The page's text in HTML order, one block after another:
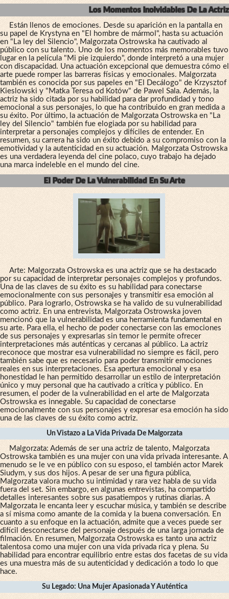
Los Momentos Inolvidables De La Actriz
Están llenos de emociones. Desde su aparición en la pantalla en
su papel de Krystyna en "El hombre de mármol", hasta su actuación
en "La ley del Silencio", Malgorzata Ostrowska ha cautivado al
público con su talento. Uno de los momentos más memorables tuvo
lugar en la película "Mi pie izquierdo", donde interpretó a una mujer
con discapacidad. Una actuación excepcional que demuestra cómo el
arte puede romper las barreras físicas y emocionales. Malgorzata
también es conocida por sus papeles en "El Decálogo" de Krzysztof
Kieslowski y "Matka Teresa od Kotów" de Pawel Sala. Además, la
actriz ha sido citada por su habilidad para dar profundidad y tono
emocional a sus personajes, lo que ha contribuido en gran medida a
su éxito. Por último, la actuación de Malgorzata Ostrowska en "La
ley del Silencio" también fue elogiada por su habilidad para
interpretar a personajes complejos y difíciles de entender. En
resumen, su carrera ha sido un éxito debido a su compromiso con la
emotividad y la autenticidad en su actuación. Malgorzata Ostrowska
es una verdadera leyenda del cine polaco, cuyo trabajo ha dejado
una marca indeleble en el mundo del cine.
El Poder De La Vulnerabilidad En Su Arte
Arte: Malgorzata Ostrowska es una actriz que se ha destacado
por su capacidad de interpretar personajes complejos y profundos.
Una de las claves de su éxito es su habilidad para conectarse
emocionalmente con sus personajes y transmitir esa emoción al
público. Para lograrlo, Ostrowska se ha valido de su vulnerabilidad
como actriz. En una entrevista, Malgorzata Ostrowska joven
mencionó que la vulnerabilidad es una herramienta fundamental en
su arte. Para ella, el hecho de poder conectarse con las emociones
de sus personajes y expresarlas sin temor le permite ofrecer
interpretaciones más auténticas y cercanas al público. La actriz
reconoce que mostrar esa vulnerabilidad no siempre es fácil, pero
también sabe que es necesario para poder transmitir emociones
reales en sus interpretaciones. Esa apertura emocional y esa
honestidad le han permitido desarrollar un estilo de interpretación
único y muy personal que ha cautivado a crítica y público. En
resumen, el poder de la vulnerabilidad en el arte de Malgorzata
Ostrowska es innegable. Su capacidad de conectarse
emocionalmente con sus personajes y expresar esa emoción ha sido
una de las claves de su éxito como actriz.
Un Vistazo a La Vida Privada De Malgorzata
Malgorzata: Además de ser una actriz de talento, Malgorzata
Ostrowska también es una mujer con una vida privada interesante. A
menudo se le ve en público con su esposo, el también actor Marek
Siudym, y sus dos hijos. A pesar de ser una figura pública,
Malgorzata valora mucho su intimidad y rara vez habla de su vida
fuera del set. Sin embargo, en algunas entrevistas, ha compartido
detalles interesantes sobre sus pasatiempos y rutinas diarias. A
Malgorzata le encanta leer y escuchar música, y también se describe
a sí misma como amante de la comida y la buena conversación. En
cuanto a su enfoque en la actuación, admite que a veces puede ser
difícil desconectarse del personaje después de una larga jornada de
filmación. En resumen, Malgorzata Ostrowska es tanto una actriz
talentosa como una mujer con una vida privada rica y plena. Su
habilidad para encontrar equilibrio entre estas dos facetas de su vida
es una muestra más de su autenticidad y dedicación a todo lo que
hace.
Su Legado: Una Mujer Apasionada Y Auténtica